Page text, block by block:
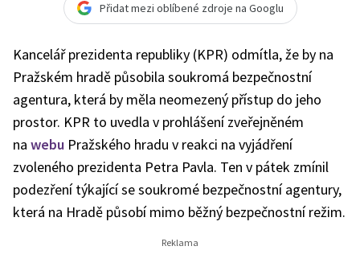
Přidat mezi oblíbené zdroje na Googlu
Kancelář prezidenta republiky (KPR) odmítla, že by na
Pražském hradě působila soukromá bezpečnostní
agentura, která by měla neomezený přístup do jeho
prostor. KPR to uvedla v prohlášení zveřejněném
na webu Pražského hradu v reakci na vyjádření
zvoleného prezidenta Petra Pavla. Ten v pátek zmínil
podezření týkající se soukromé bezpečnostní agentury,
která na Hradě působí mimo běžný bezpečnostní režim.